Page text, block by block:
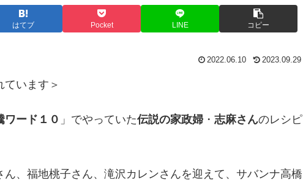
はてブ Pocket LINE コピー
2022.06.10 2023.09.29
ています＞
ワード１０ 」でやっていた伝説の家政婦 ・ 志麻さんのレシピ
、福地桃子さん、滝沢カレンさんを迎えて、サバンナ高橋